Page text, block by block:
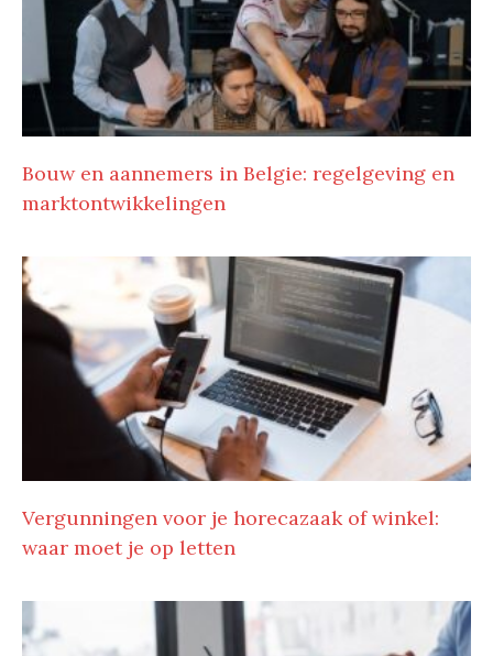
Bouw en aannemers in Belgie: regelgeving en
marktontwikkelingen
Vergunningen voor je horecazaak of winkel:
waar moet je op letten